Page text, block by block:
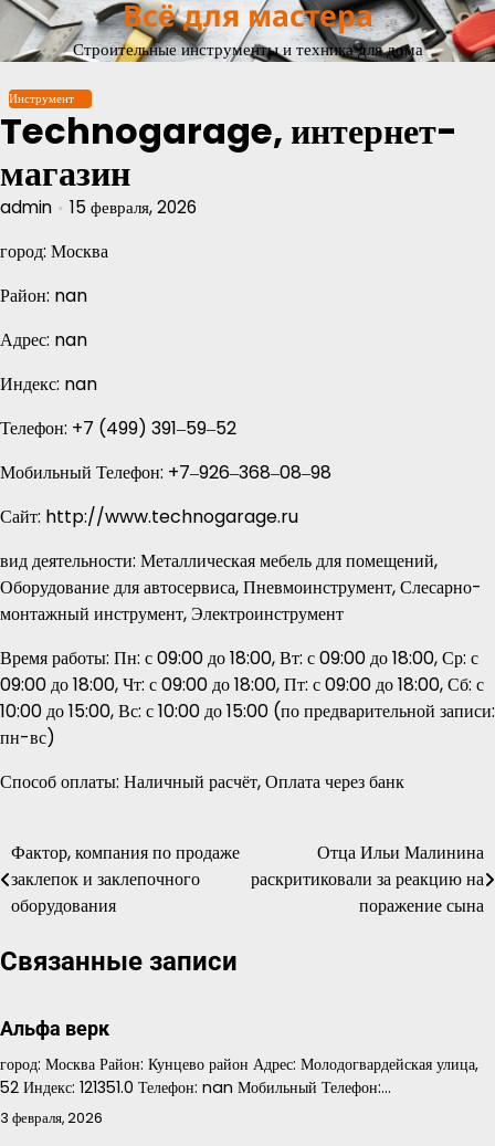
Перейти
содержимому
Всё для мастера
Строительные инструменты и техника для дома
Инструмент
Technogarage, интернет-
магазин
admin 15 февраля, 2026
город: Москва
Район: nan
Адрес: nan
Индекс: nan
Телефон: +7 (499) 391‒59‒52
Мобильный Телефон: +7‒926‒368‒08‒98
Сайт: http://www.technogarage.ru
вид деятельности: Металлическая мебель для помещений,
Оборудование для автосервиса, Пневмоинструмент, Слесарно-
монтажный инструмент, Электроинструмент
Время работы: Пн: с 09:00 до 18:00, Вт: с 09:00 до 18:00, Ср: с
09:00 до 18:00, Чт: с 09:00 до 18:00, Пт: с 09:00 до 18:00, Сб: с
10:00 до 15:00, Вс: с 10:00 до 15:00 (по предварительной записи:
пн-вс)
Способ оплаты: Наличный расчёт, Оплата через банк
Навигация
по
Фактор, компания по продаже
заклепок и заклепочного
оборудования
Отца Ильи Малинина
раскритиковали за реакцию на
поражение сына
Связанные записи
Альфа верк
город: Москва Район: Кунцево район Адрес: Молодогвардейская улица,
52 Индекс: 121351.0 Телефон: nan Мобильный Телефон:…
3 февраля, 2026